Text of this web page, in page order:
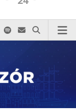
nas zadzwoń
Facebook-u
na Xnas na Instagram-ie
Odwiedź nas na TikTok-u
Szukaj nas na Spotify
Wyślij do nas
Szukaj